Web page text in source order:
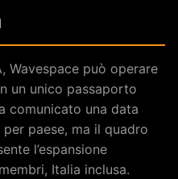
Wavespace può operare
un unico passaporto
comunicato una data
paese, ma il quadro
l’espansione
Italia inclusa.